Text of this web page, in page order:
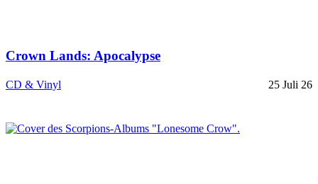
Crown Lands: Apocalypse
CD & Vinyl 25 Juli 26